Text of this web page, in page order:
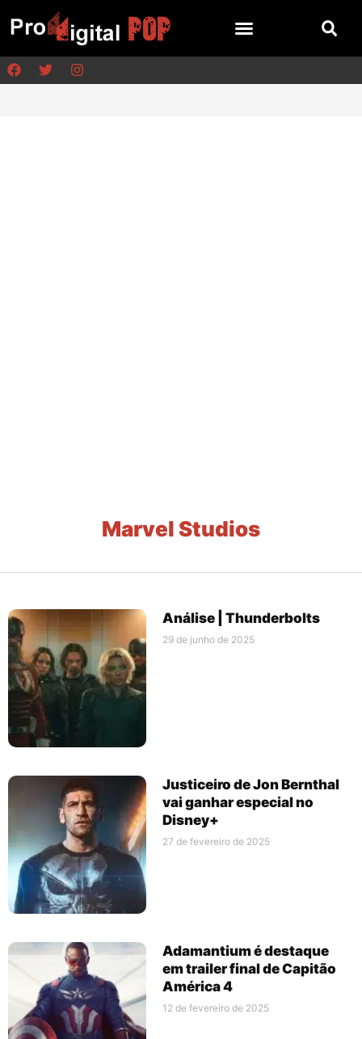
Marvel Studios
Análise | Thunderbolts
29 de junho de 2025
Justiceiro de Jon Bernthal
vai ganhar especial no
Disney+
27 de fevereiro de 2025
Adamantium é destaque
em trailer final de Capitão
América 4
12 de fevereiro de 2025